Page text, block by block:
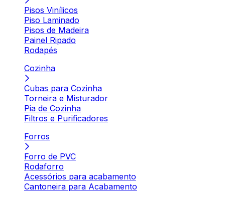
Pisos Vinílicos
Piso Laminado
Pisos de Madeira
Painel Ripado
Rodapés
Cozinha
Cubas para Cozinha
Torneira e Misturador
Pia de Cozinha
Filtros e Purificadores
Forros
Forro de PVC
Rodaforro
Acessórios para acabamento
Cantoneira para Acabamento